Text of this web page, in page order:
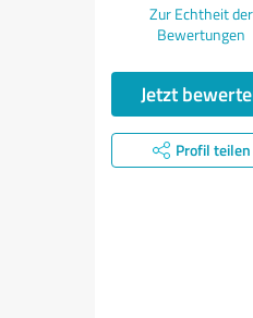
Zur Echtheit der
Bewertungen
Jetzt
Profil teilen